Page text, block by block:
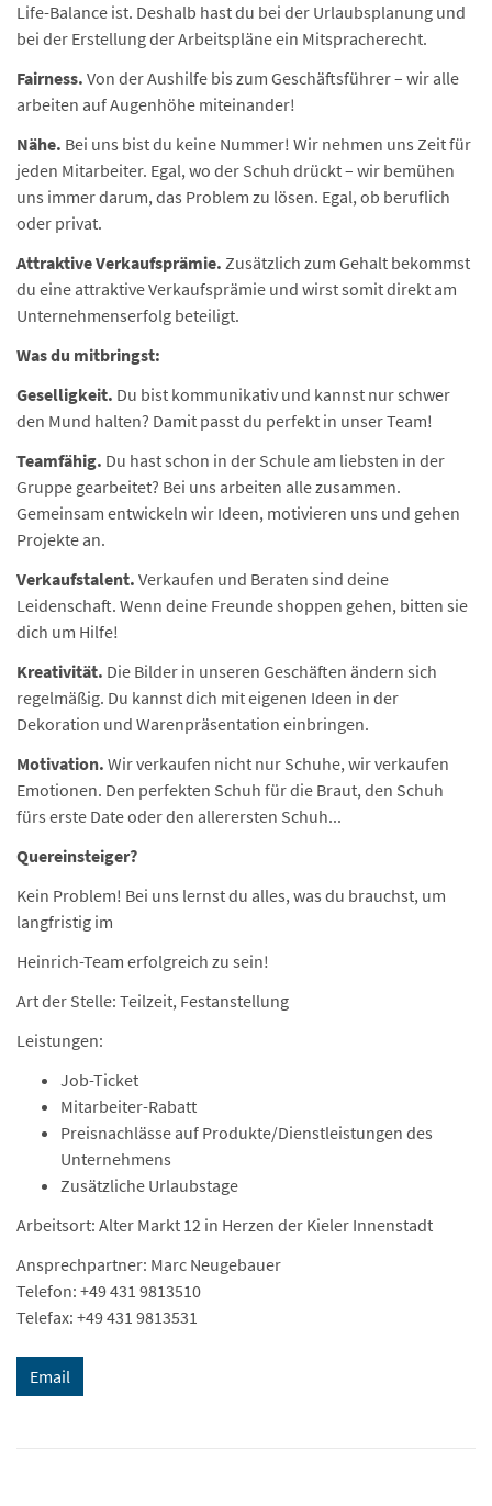
Life-Balance ist. Deshalb hast du bei der Urlaubsplanung und
bei der Erstellung der Arbeitspläne ein Mitspracherecht.
Fairness. Von der Aushilfe bis zum Geschäftsführer – wir alle
arbeiten auf Augenhöhe miteinander!
Nähe. Bei uns bist du keine Nummer! Wir nehmen uns Zeit für
jeden Mitarbeiter. Egal, wo der Schuh drückt – wir bemühen
uns immer darum, das Problem zu lösen. Egal, ob beruflich
oder privat.
Attraktive Verkaufsprämie. Zusätzlich zum Gehalt bekommst
du eine attraktive Verkaufsprämie und wirst somit direkt am
Unternehmenserfolg beteiligt.
Was du mitbringst:
Geselligkeit. Du bist kommunikativ und kannst nur schwer
den Mund halten? Damit passt du perfekt in unser Team!
Teamfähig. Du hast schon in der Schule am liebsten in der
Gruppe gearbeitet? Bei uns arbeiten alle zusammen.
Gemeinsam entwickeln wir Ideen, motivieren uns und gehen
Projekte an.
Verkaufstalent. Verkaufen und Beraten sind deine
Leidenschaft. Wenn deine Freunde shoppen gehen, bitten sie
dich um Hilfe!
Kreativität. Die Bilder in unseren Geschäften ändern sich
regelmäßig. Du kannst dich mit eigenen Ideen in der
Dekoration und Warenpräsentation einbringen.
Motivation. Wir verkaufen nicht nur Schuhe, wir verkaufen
Emotionen. Den perfekten Schuh für die Braut, den Schuh
fürs erste Date oder den allerersten Schuh...
Quereinsteiger?
Kein Problem! Bei uns lernst du alles, was du brauchst, um
langfristig im
Heinrich-Team erfolgreich zu sein!
Art der Stelle: Teilzeit, Festanstellung
Leistungen:
Job-Ticket
Mitarbeiter-Rabatt
Preisnachlässe auf Produkte/Dienstleistungen des
Unternehmens
Zusätzliche Urlaubstage
Arbeitsort: Alter Markt 12 in Herzen der Kieler Innenstadt
Ansprechpartner: Marc Neugebauer
Telefon: +49 431 9813510
Telefax: +49 431 9813531
Email